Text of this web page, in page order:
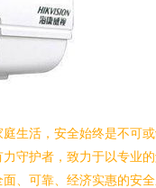
生活，安全始终是不可
守护者，致力于以专业
、可靠、经济实惠的安